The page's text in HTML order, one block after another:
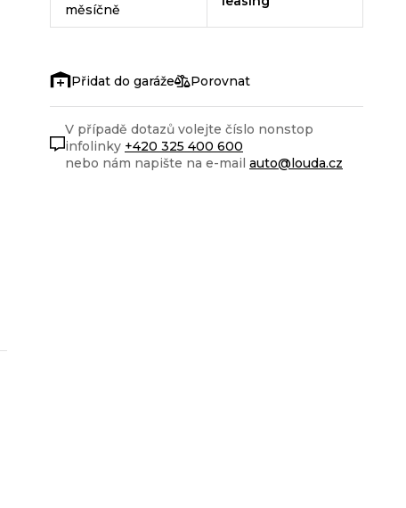
měsíčně
Porovnat
V případě dotazů volejte číslo nonstop
infolinky +420 325 400 600
nebo nám napište na e-mail auto@louda.cz